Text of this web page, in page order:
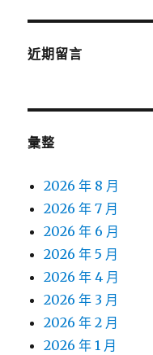
近期留言
彙整
2026 年 8 月
2026 年 7 月
2026 年 6 月
2026 年 5 月
2026 年 4 月
2026 年 3 月
2026 年 2 月
2026 年 1 月